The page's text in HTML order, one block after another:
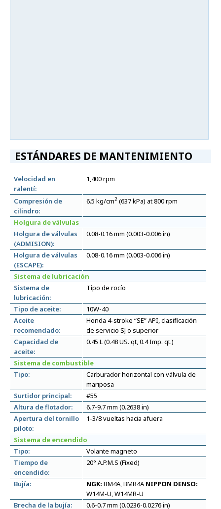
ESTÁNDARES DE MANTENIMIENTO
Velocidad en
ralentí:
1,400 rpm
Compresión de
cilindro:
6.5 kg/cm2 (637 kPa) at 800 rpm
Holgura de válvulas
Holgura de válvulas
(ADMISION):
0.08-0.16 mm (0.003-0.006 in)
Holgura de válvulas
(ESCAPE):
0.08-0.16 mm (0.003-0.006 in)
Sistema de lubricación
Sistema de
lubricación:
Tipo de rocío
Tipo de aceite:
10W-40
Aceite
recomendado:
Honda 4-stroke “SE” API, clasificación
de servicio SJ o superior
Capacidad de
aceite:
0.45 L (0.48 US. qt, 0.4 Imp. qt.)
Sistema de combustible
Tipo:
Carburador horizontal con válvula de
mariposa
Surtidor principal:
#55
Altura de flotador:
6.7-9.7 mm (0.2638 in)
Apertura del tornillo
piloto:
1-3/8 vueltas hacia afuera
Sistema de encendido
Tipo:
Volante magneto
Tiempo de
encendido:
20° A.P.M.S (Fixed)
Bujía: NGK: BM4A, BMR4ANIPPON DENSO:
W14M-U, W14MR-U
Brecha de la bujía:
0.6-0.7 mm (0.0236-0.0276 in)